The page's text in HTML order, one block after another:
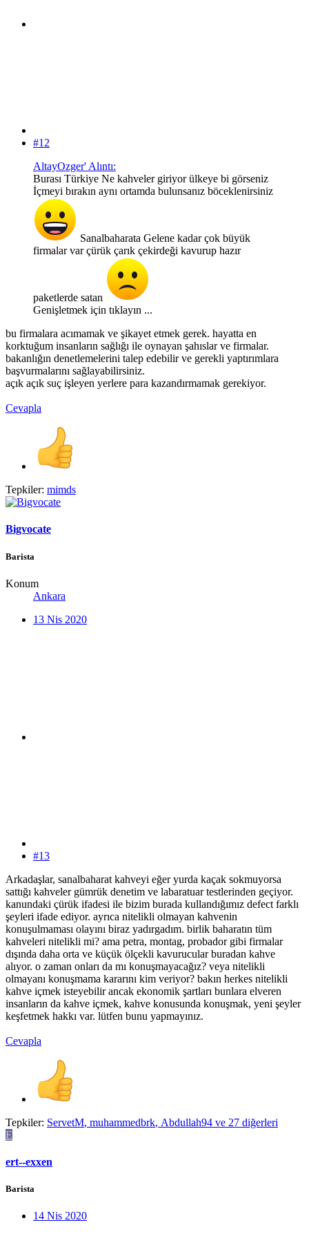
#12
AltayOzger' Alıntı:
Burası Türkiye Ne kahveler giriyor ülkeye bi görseniz
İçmeyi bırakın aynı ortamda bulunsanız böceklenirsiniz
Sanalbaharata Gelene kadar çok büyük
firmalar var çürük çarık çekirdeği kavurup hazır
paketlerde satan
Genişletmek için tıklayın ...
bu firmalara acımamak ve şikayet etmek gerek. hayatta en
korktuğum insanların sağlığı ile oynayan şahıslar ve firmalar.
bakanlığın denetlemelerini talep edebilir ve gerekli yaptırımlara
başvurmalarını sağlayabilirsiniz.
açık açık suç işleyen yerlere para kazandırmamak gerekiyor.
Cevapla
Tepkiler: mimds
Bigvocate
Barista
Konum
Ankara
13 Nis 2020
#13
Arkadaşlar, sanalbaharat kahveyi eğer yurda kaçak sokmuyorsa
sattığı kahveler gümrük denetim ve labaratuar testlerinden geçiyor.
kanundaki çürük ifadesi ile bizim burada kullandığımız defect farklı
şeyleri ifade ediyor. ayrıca nitelikli olmayan kahvenin
konuşulmaması olayını biraz yadırgadım. birlik baharatın tüm
kahveleri nitelikli mi? ama petra, montag, probador gibi firmalar
dışında daha orta ve küçük ölçekli kavurucular buradan kahve
alıyor. o zaman onları da mı konuşmayacağız? veya nitelikli
olmayanı konuşmama kararını kim veriyor? bakın herkes nitelikli
kahve içmek isteyebilir ancak ekonomik şartları bunlara elveren
insanların da kahve içmek, kahve konusunda konuşmak, yeni şeyler
keşfetmek hakkı var. lütfen bunu yapmayınız.
Cevapla
Tepkiler: ServetM, muhammedbrk, Abdullah94 ve 27 diğerleri
E
ert--exxen
Barista
14 Nis 2020